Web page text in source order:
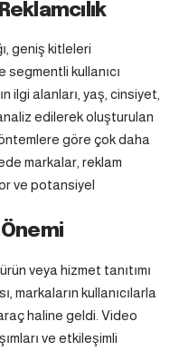
geniş kitleleri
kullanıcı
ilgi alanları, yaş, cinsiyet,
edilerek oluşturulan
göre çok daha
markalar, reklam
ve potansiyel
veya hizmet tanıtımı
markaların kullanıcılarla
haline geldi. Video
ve etkileşimli